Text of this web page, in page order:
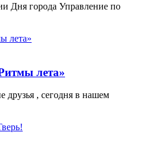
Дня города Управление по
лета»
друзья , сегодня в нашем